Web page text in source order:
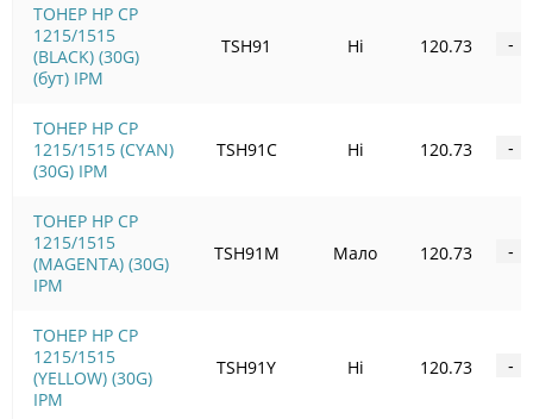
ТОНЕР HP CP
1215/1515
(BLACK) (30G)
(бут) IPM
ТОНЕР HP CP
1215/1515 (CYAN)
(30G) IPM
ТОНЕР HP CP
1215/1515
(MAGENTA) (30G)
IPM
ТОНЕР HP CP
1215/1515
(YELLOW) (30G)
IPM
TSH91 Ні 120.73 -
TSH91C Ні 120.73 -
TSH91M Мало 120.73 -
TSH91Y Ні 120.73 -